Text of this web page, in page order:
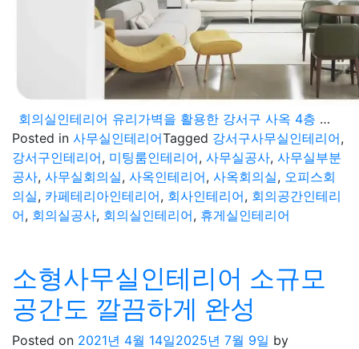
회의실인테리어 유리가벽을 활용한 강서구 사옥 4층 공간 마감현장
Posted in 사무실인테리어Tagged 강서구사무실인테리어,
강서구인테리어, 미팅룸인테리어, 사무실공사, 사무실부분
공사, 사무실회의실, 사옥인테리어, 사옥회의실, 오피스회
의실, 카페테리아인테리어, 회사인테리어, 회의공간인테리
어, 회의실공사, 회의실인테리어, 휴게실인테리어
소형사무실인테리어 소규모
공간도 깔끔하게 완성
Posted on 2021년 4월 14일2025년 7월 9일 by